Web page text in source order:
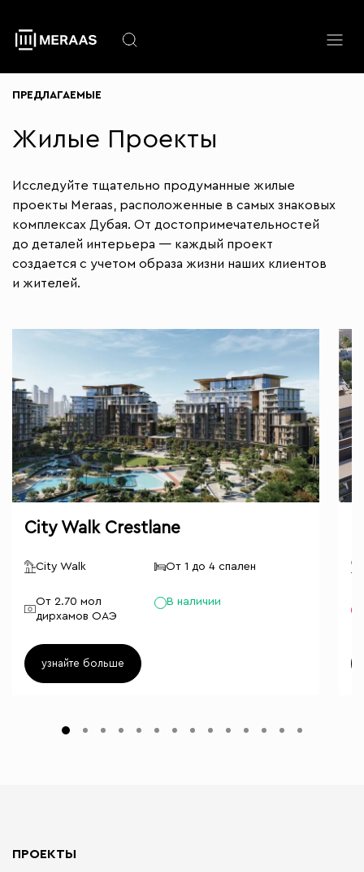
основному
содержанию
ПРЕДЛАГАЕМЫЕ
Жилые Проекты
Исследуйте тщательно продуманные жилые
проекты Meraas, расположенные в самых знаковых
комплексах Дубая. От достопримечательностей
до деталей интерьера — каждый проект
создается с учетом образа жизни наших клиентов
и жителей.
City Walk Crestlane
City Walk От 1 до 4 спален
От 2.70 мол
дирхамов ОАЭ
В наличии
узнайте больше
ПРОЕКТЫ